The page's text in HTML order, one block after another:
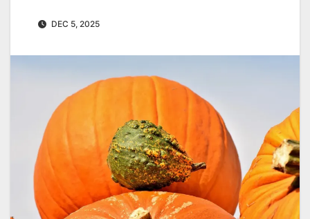
DEC 5, 2025